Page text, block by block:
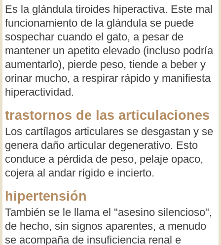
Es la glándula tiroides hiperactiva. Este mal
funcionamiento de la glándula se puede
sospechar cuando el gato, a pesar de
mantener un apetito elevado (incluso podría
aumentarlo), pierde peso, tiende a beber y
orinar mucho, a respirar rápido y manifiesta
hiperactividad.
trastornos de las articulaciones
Los cartílagos articulares se desgastan y se
genera daño articular degenerativo. Esto
conduce a pérdida de peso, pelaje opaco,
cojera al andar rígido e incierto.
hipertensión
También se le llama el "asesino silencioso",
de hecho, sin signos aparentes, a menudo
se acompaña de insuficiencia renal e